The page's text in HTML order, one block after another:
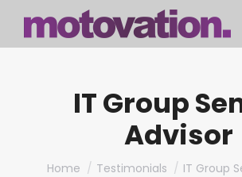
IT Group
Advisor
You are here:
Home Testimonials IT Group